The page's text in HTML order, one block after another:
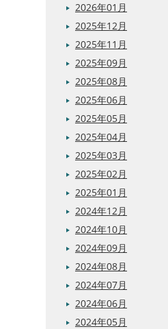
2026年01月
2025年12月
2025年11月
2025年09月
2025年08月
2025年06月
2025年05月
2025年04月
2025年03月
2025年02月
2025年01月
2024年12月
2024年10月
2024年09月
2024年08月
2024年07月
2024年06月
2024年05月